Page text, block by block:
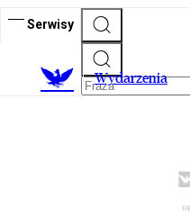
Serwisy
Wydarzenia